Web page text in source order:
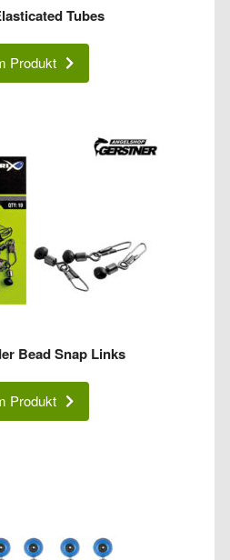
Tubes
Produkt
Bead Snap Links
Produkt